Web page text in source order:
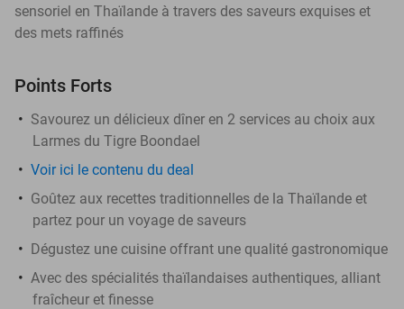
sensoriel en Thaïlande à travers des saveurs exquises et
des mets raffinés
Points Forts
Savourez un délicieux dîner en 2 services au choix aux
Larmes du Tigre Boondael
Voir ici le contenu du deal
Goûtez aux recettes traditionnelles de la Thaïlande et
partez pour un voyage de saveurs
Dégustez une cuisine offrant une qualité gastronomique
Avec des spécialités thaïlandaises authentiques, alliant
fraîcheur et finesse